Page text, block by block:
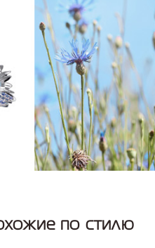
по стилю